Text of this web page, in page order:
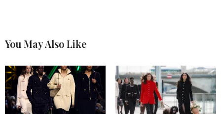
You May Also Like